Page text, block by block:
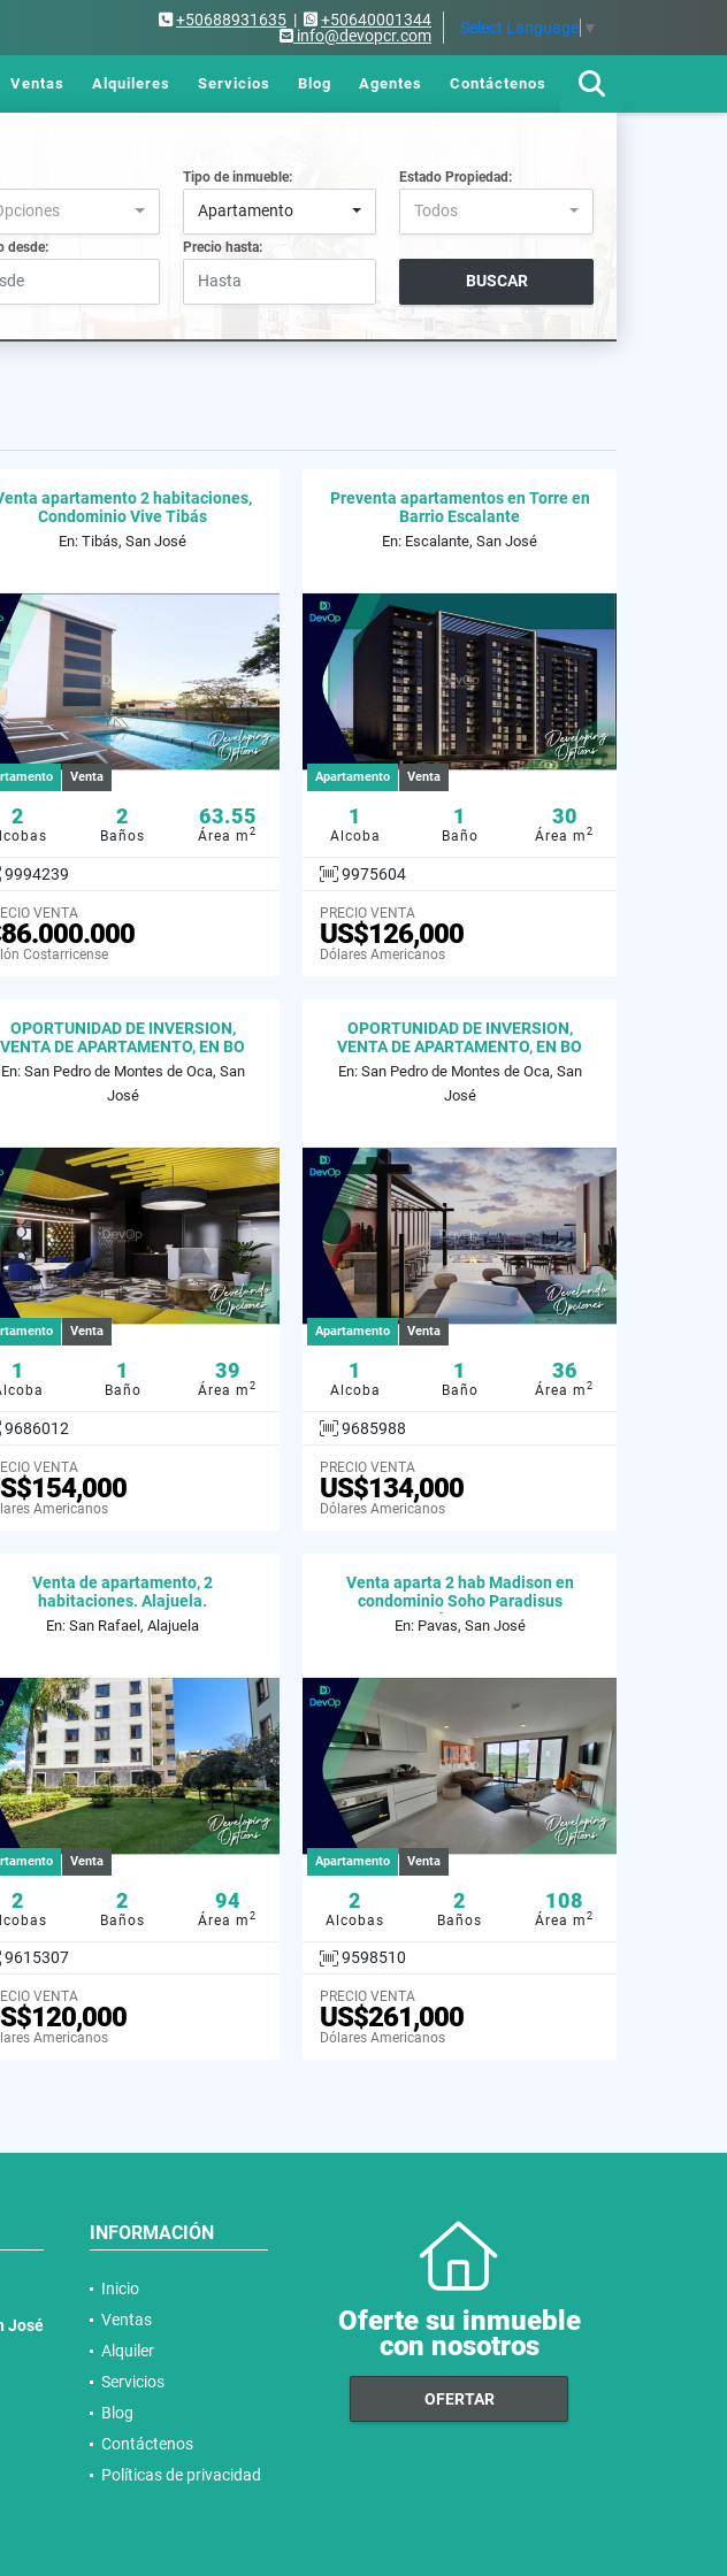
+50688931635 |
+50640001344
info@devopcr.com
Select Language ▼
Ventas Alquileres Servicios Blog Agentes Contáctenos
Tipo de inmueble:
Apartamento
Estado Propiedad:
Todos
desde: Precio hasta:
BUSCAR
apartamento 2 habitaciones,
Condominio Vive Tibás
En: Tibás, San José
Venta
2 2
Baños
63.55
Área m 2
9994239
VENTA
Costarricense
Preventa apartamentos en Torre en
Barrio Escalante
En: Escalante, San José
Apartamento Venta
1
Alcoba
1
Baño
30
Área m 2
9975604
PRECIO VENTA
US$126,000
Dólares Americanos
OPORTUNIDAD DE INVERSION,
VENTA DE APARTAMENTO, EN BO
ESCALANTE,39 M2
En: San Pedro de Montes de Oca, San
José
Venta
1 1
Baño
39
Área m 2
9686012
VENTA
Americanos
OPORTUNIDAD DE INVERSION,
VENTA DE APARTAMENTO, EN BO
ESCALANTE, 36 M2
En: San Pedro de Montes de Oca, San
José
Apartamento Venta
1
Alcoba
1
Baño
36
Área m 2
9685988
PRECIO VENTA
US$134,000
Dólares Americanos
Venta de apartamento, 2
habitaciones. Alajuela.
En: San Rafael, Alajuela
Venta
2 2
Baños
94
Área m 2
9615307
VENTA
Americanos
Venta aparta 2 hab Madison en
condominio Soho Paradisus
Rohrmoser
En: Pavas, San José
Apartamento Venta
2
Alcobas
2
Baños
108
Área m 2
9598510
PRECIO VENTA
US$261,000
Dólares Americanos
José
INFORMACIÓN
Inicio
Ventas
Alquiler
Servicios
Blog
Contáctenos
Políticas de privacidad
Oferte su inmueble
con nosotros
OFERTAR